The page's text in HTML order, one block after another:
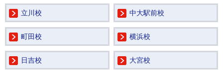
立川校 中大駅前校
町田校 横浜校
日吉校 大宮校